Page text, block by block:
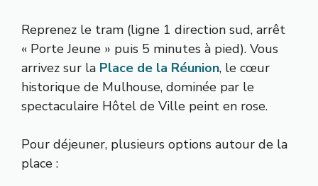
Reprenez le tram (ligne 1 direction sud, arrêt
« Porte Jeune » puis 5 minutes à pied). Vous
arrivez sur la Place de la Réunion, le cœur
historique de Mulhouse, dominée par le
spectaculaire Hôtel de Ville peint en rose.
Pour déjeuner, plusieurs options autour de la
place :